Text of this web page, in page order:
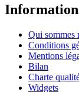
Qui sommes
Conditions
Mentions
Bilan
Charte
Widgets